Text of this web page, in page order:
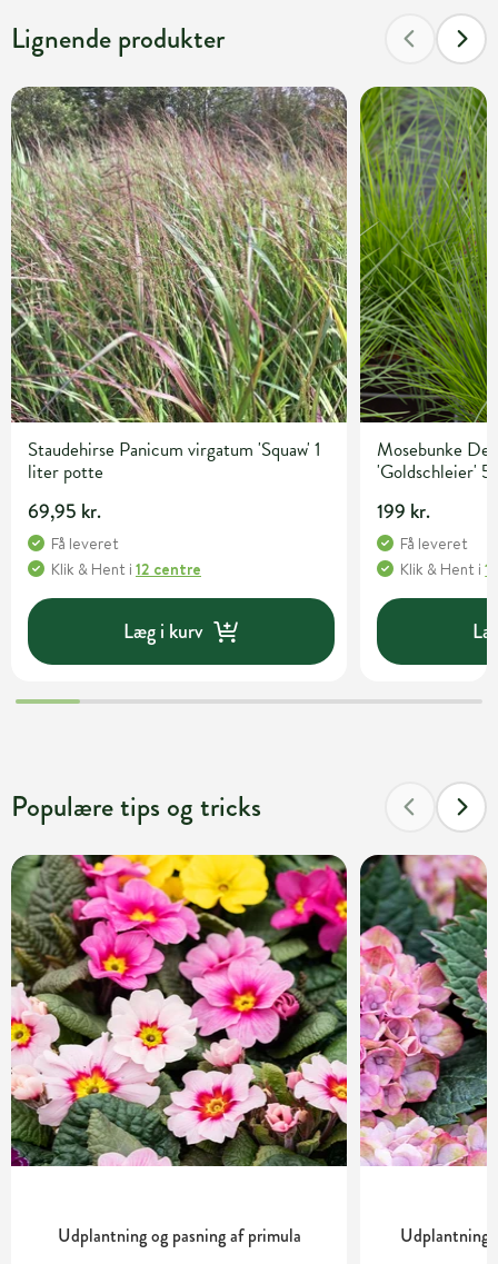
Lignende produkter
Staudehirse Panicum virgatum 'Squaw' 1
liter potte
69,95 kr.
Få leveret
Klik & Hent i 12 centre
Læg i kurv
Mosebunke
'Goldschleier'
199 kr.
Få leveret
Klik & Hent i
Populære tips og tricks
Udplantning og pasning af primula Udplantning